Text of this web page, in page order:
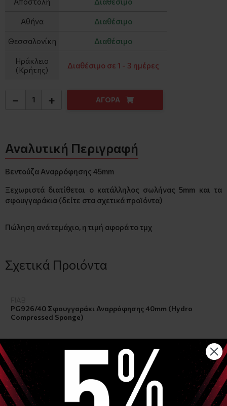
Αθήνα Διαθέσιμο
Θεσσαλονίκη Διαθέσιμο
Ηράκλειο
(Κρήτης)
Διαθέσιμο σε 1 - 3 ημέρες
− + ΑΓΟΡΑ
Αναλυτική Περιγραφή
Βεντούζα Αναρρόφησης 45mm
Ξεχωριστά διατίθεται ο κατάλληλος σωλήνας 5mm και τα
σφουγγαράκια (δείτε στα σχετικά προϊόντα)
Πώληση ανά τεμάχιο, η τιμή αφορά το τμχ
Σχετικά Προιόντα
PG926/40 Σφουγγαράκι Αναρρόφησης 40mm (Hydro
Compressed Sponge)